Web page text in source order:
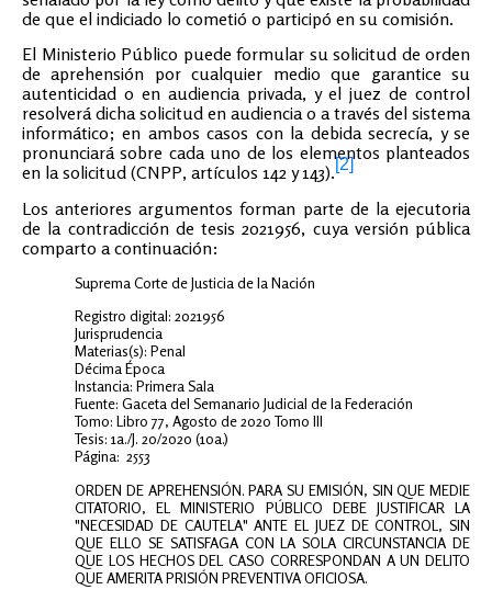
de que el indiciado lo cometió o participó en su comisión.
El Ministerio Público puede formular su solicitud de orden
de aprehensión por cualquier medio que garantice su
autenticidad o en audiencia privada, y el juez de control
resolverá dicha solicitud en audiencia o a través del sistema
informático; en ambos casos con la debida secrecía, y se
pronunciará sobre cada uno de los elementos planteados
en la solicitud (CNPP, artículos 142 y 143).[2]
Los anteriores argumentos forman parte de la ejecutoria
de la contradicción de tesis 2021956, cuya versión pública
comparto a continuación:
Suprema Corte de Justicia de la Nación
Registro digital: 2021956
Jurisprudencia
Materias(s): Penal
Décima Época
Instancia: Primera Sala
Fuente: Gaceta del Semanario Judicial de la Federación
Tomo: Libro 77, Agosto de 2020 Tomo III
Tesis: 1a./J. 20/2020 (10a.)
Página: 2553
ORDEN DE APREHENSIÓN. PARA SU EMISIÓN, SIN QUE MEDIE
CITATORIO, EL MINISTERIO PÚBLICO DEBE JUSTIFICAR LA
"NECESIDAD DE CAUTELA" ANTE EL JUEZ DE CONTROL, SIN
QUE ELLO SE SATISFAGA CON LA SOLA CIRCUNSTANCIA DE
QUE LOS HECHOS DEL CASO CORRESPONDAN A UN DELITO
QUE AMERITA PRISIÓN PREVENTIVA OFICIOSA.